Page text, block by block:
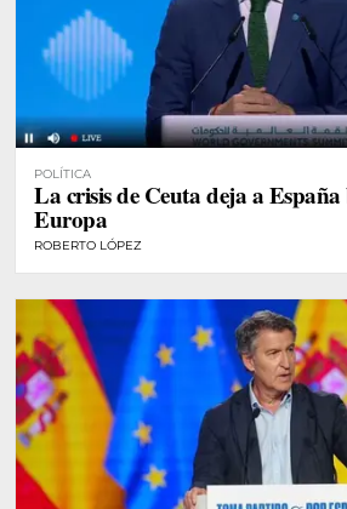
POLÍTICA
La crisis de Ceuta deja a
Europa
ROBERTO LÓPEZ